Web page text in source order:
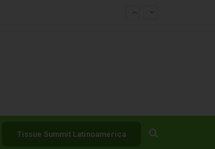
en Argentina
Tissue Summit Latinoamérica